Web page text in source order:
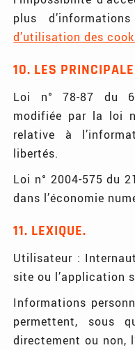
plus
d’utilisation des
10. LES
Loi n° 78-87 du 6
modifiée par la loi
relative à
libertés.
Loi n° 2004-575 du
dans l’économie
11. LEXIQUE.
Utilisateur :
site ou l’application
Informations
permettent, sous
directement ou non,